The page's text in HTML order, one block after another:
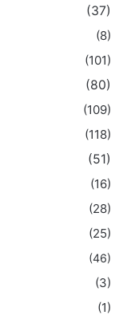
(37)
(8)
(101)
(80)
(109)
(118)
(51)
(16)
(28)
(25)
(46)
(3)
(1)